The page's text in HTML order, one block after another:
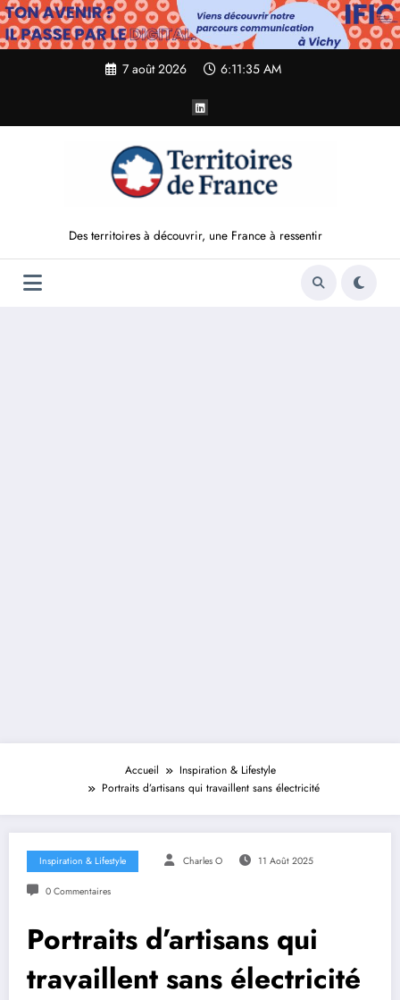
Aller
au
contenu
7 août 2026 6:11:37 AM
Des territoires à découvrir, une France à ressentir
Accueil
Inspiration & Lifestyle
Portraits d’artisans qui travaillent sans électricité
Inspiration & Lifestyle Charles O 11 Août 2025
0 Commentaires
Portraits d’artisans qui
travaillent sans électricité